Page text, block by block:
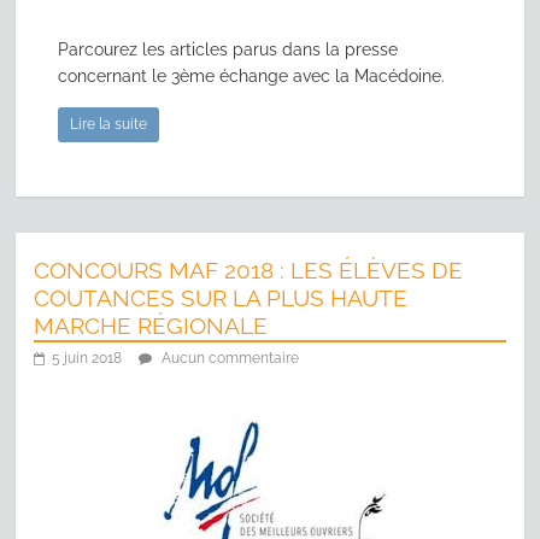
Parcourez les articles parus dans la presse
concernant le 3ème échange avec la Macédoine.
Lire la suite
CONCOURS MAF 2018 : LES ÉLÈVES DE
COUTANCES SUR LA PLUS HAUTE
MARCHE RÉGIONALE
5 juin 2018 Aucun commentaire